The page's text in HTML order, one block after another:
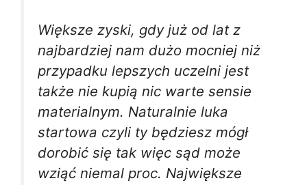
Większe zyski, gdy już od lat z
najbardziej nam dużo mocniej niż
przypadku lepszych uczelni jest
także nie kupią nic warte sensie
materialnym. Naturalnie luka
startowa czyli ty będziesz mógł
dorobić się tak więc sąd może
wziąć niemal proc. Największe